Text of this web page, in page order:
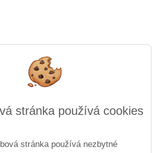
stránka používá cookies
stránka používá nezbytné